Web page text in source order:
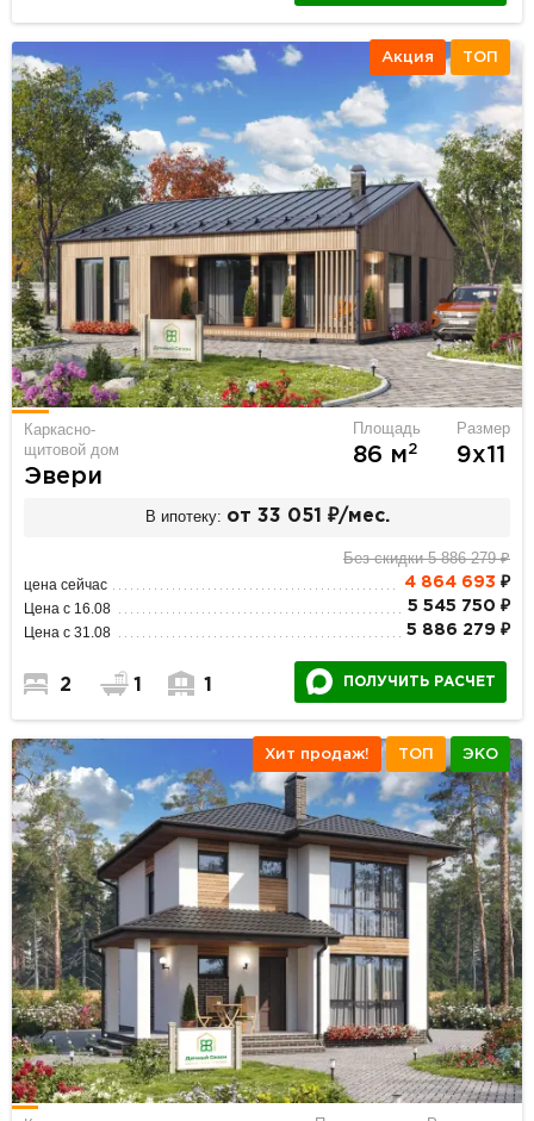
Акция ТОП
Каркасно-
щитовой дом
Эвери
Площадь
86 м2
Размер
9х11
В ипотеку: от 33 051 ₽/мес.
Без скидки 5 886 279 ₽
цена сейчас 4 864 693 ₽
Цена с 16.08 5 545 750 ₽
Цена с 31.08 5 886 279 ₽
2 1 1 ПОЛУЧИТЬ РАСЧЕТ
Хит продаж! ТОП ЭКО